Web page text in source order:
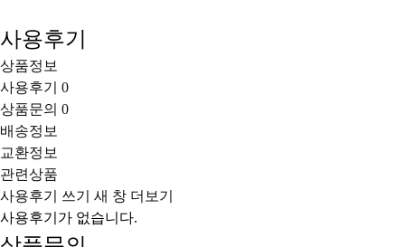
사용후기
상품정보
사용후기 0
상품문의 0
배송정보
교환정보
관련상품
사용후기 쓰기
새 창 더보기
사용후기가 없습니다.